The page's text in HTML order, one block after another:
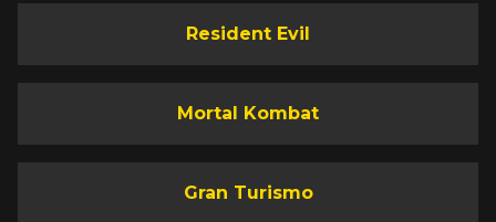
Resident Evil
Mortal Kombat
Gran Turismo